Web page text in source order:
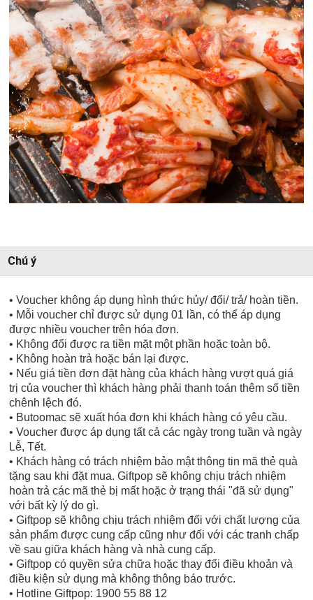
Chú ý
• Voucher không áp dụng hình thức hủy/ đổi/ trả/ hoàn tiền.
• Mỗi voucher chỉ được sử dụng 01 lần, có thể áp dụng
được nhiều voucher trên hóa đơn.
• Không đổi được ra tiền mặt một phần hoặc toàn bộ.
• Không hoàn trả hoặc bán lại được.
• Nếu giá tiền đơn đặt hàng của khách hàng vượt quá giá
trị của voucher thì khách hàng phải thanh toán thêm số tiền
chênh lệch đó.
• Butoomac sẽ xuất hóa đơn khi khách hàng có yêu cầu.
• Voucher được áp dụng tất cả các ngày trong tuần và ngày
Lễ, Tết.
• Khách hàng có trách nhiệm bảo mật thông tin mã thẻ quà
tặng sau khi đặt mua. Giftpop sẽ không chịu trách nhiệm
hoàn trả các mã thẻ bị mất hoặc ở trạng thái "đã sử dụng"
với bất kỳ lý do gì.
• Giftpop sẽ không chịu trách nhiệm đối với chất lượng của
sản phẩm được cung cấp cũng như đối với các tranh chấp
về sau giữa khách hàng và nhà cung cấp.
• Giftpop có quyền sửa chữa hoặc thay đổi điều khoản và
điều kiện sử dụng mà không thông báo trước.
• Hotline Giftpop: 1900 55 88 12